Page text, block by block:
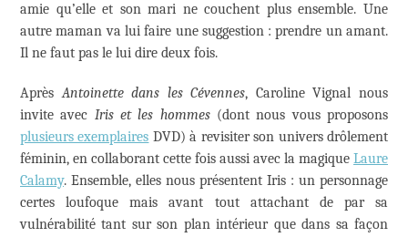
amie qu’elle et son mari ne couchent plus ensemble. Une
autre maman va lui faire une suggestion : prendre un amant.
Il ne faut pas le lui dire deux fois.
AprèsAntoinette dans les Cévennes, Caroline Vignal nous
invite avec Iris et les hommes(dont nous vous proposons
plusieurs exemplaires DVD) à revisiter son univers drôlement
féminin, en collaborant cette fois aussi avec la magique Laure
Calamy. Ensemble, elles nous présentent Iris : un personnage
certes loufoque mais avant tout attachant de par sa
vulnérabilité tant sur son plan intérieur que dans sa façon